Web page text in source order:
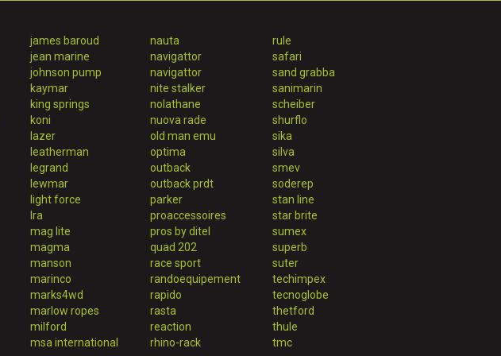
james baroud
jean marine
johnson pump
kaymar
king springs
koni
lazer
leatherman
legrand
lewmar
light force
lra
mag lite
magma
manson
marinco
marks4wd
marlow ropes
milford
msa international
nauta
navigattor
navigattor
nite stalker
nolathane
nuova rade
old man emu
optima
outback
outback prdt
parker
proaccessoires
pros by ditel
quad 202
race sport
randoequipement
rapido
rasta
reaction
rhino-rack
rule
safari
sand grabba
sanimarin
scheiber
shurflo
sika
silva
smev
soderep
stan line
star brite
sumex
superb
suter
techimpex
tecnoglobe
thetford
thule
tmc